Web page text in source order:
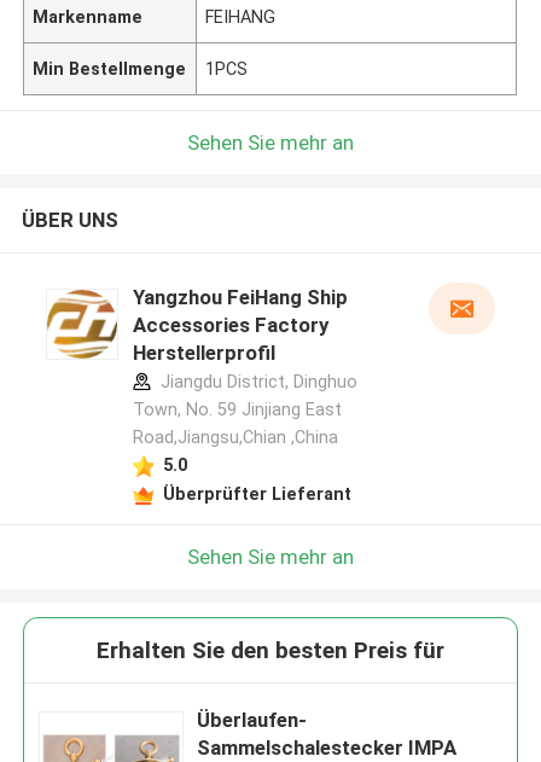
Markenname FEIHANG
Min Bestellmenge 1PCS
Sehen Sie mehr an
ÜBER UNS
Yangzhou FeiHang Ship
Accessories Factory
Herstellerprofil
Jiangdu District, Dinghuo
Town, No. 59 Jinjiang East
Road,Jiangsu,Chian ,China
5.0
Überprüfter Lieferant
Sehen Sie mehr an
Erhalten Sie den besten Preis für
Überlaufen-
Sammelschalestecker IMPA